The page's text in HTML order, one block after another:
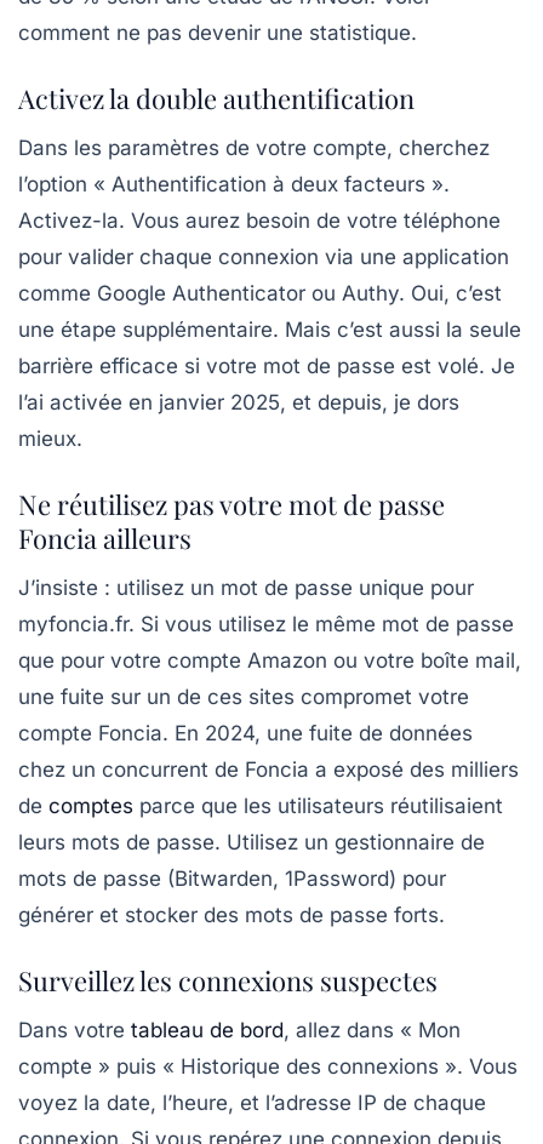
comment ne pas devenir une statistique.
Activez la double authentification
Dans les paramètres de votre compte, cherchez
l’option « Authentification à deux facteurs ».
Activez-la. Vous aurez besoin de votre téléphone
pour valider chaque connexion via une application
comme Google Authenticator ou Authy. Oui, c’est
une étape supplémentaire. Mais c’est aussi la seule
barrière efficace si votre mot de passe est volé. Je
l’ai activée en janvier 2025, et depuis, je dors
mieux.
Ne réutilisez pas votre mot de passe
Foncia ailleurs
J’insiste : utilisez un mot de passe unique pour
myfoncia.fr. Si vous utilisez le même mot de passe
que pour votre compte Amazon ou votre boîte mail,
une fuite sur un de ces sites compromet votre
compte Foncia. En 2024, une fuite de données
chez un concurrent de Foncia a exposé des milliers
de comptes parce que les utilisateurs réutilisaient
leurs mots de passe. Utilisez un gestionnaire de
mots de passe (Bitwarden, 1Password) pour
générer et stocker des mots de passe forts.
Surveillez les connexions suspectes
Dans votre tableau de bord, allez dans « Mon
compte » puis « Historique des connexions ». Vous
voyez la date, l’heure, et l’adresse IP de chaque
connexion. Si vous repérez une connexion depuis